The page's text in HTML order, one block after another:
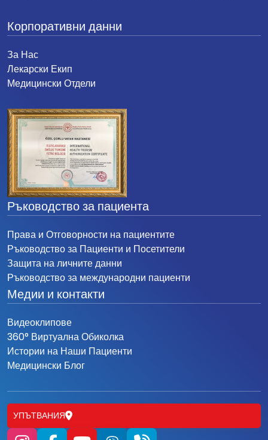
Корпоративни данни
За Нас
Лекарски Екип
Медицински Отдели
Ръководство за пациента
Права и Отговорности на пациентите
Ръководство за Пациенти и Посетители
Защита на личните данни
Ръководство за международни пациенти
Медии и контакти
Видеоклипове
360° Виртуална Обиколка
Истории на Наши Пациенти
Медицински Блог
УПЪТВАНИЯ